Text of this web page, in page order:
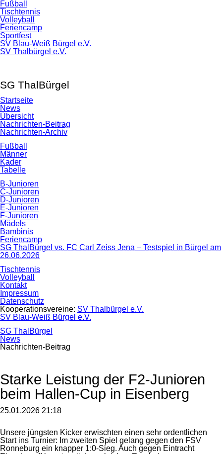
Navigation
überspringen
Fußball
Tischtennis
Volleyball
Feriencamp
Sportfest
SV Blau-Weiß Bürgel e.V.
SV Thalbürgel e.V.
überspringen
SG ThalBürgel
Startseite
News
Übersicht
Nachrichten-Beitrag
Nachrichten-Archiv
Fußball
Männer
Kader
Tabelle
B-Junioren
C-Junioren
D-Junioren
E-Junioren
F-Junioren
Mädels
Bambinis
Feriencamp
SG ThalBürgel vs. FC Carl Zeiss Jena – Testspiel in Bürgel am
26.06.2026
Tischtennis
Volleyball
Kontakt
Impressum
Datenschutz
Kooperationsvereine: SV Thalbürgel e.V.
SV Blau-Weiß Bürgel e.V.
SG ThalBürgel
News
Nachrichten-Beitrag
Starke Leistung der F2-Junioren
beim Hallen-Cup in Eisenberg
25.01.2026 21:18
Unsere jüngsten Kicker erwischten einen sehr ordentlichen
Start ins Turnier: Im zweiten Spiel gelang gegen den FSV
Ronneburg ein knapper 1:0-Sieg. Auch gegen Eintracht